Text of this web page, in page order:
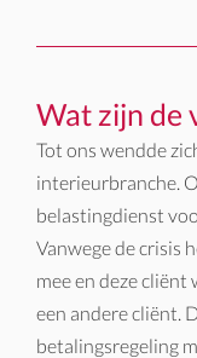
Wat zijn de
Tot ons wendde
interieurbranche.
belastingdienst
Vanwege de crisis
mee en deze
een andere cliënt.
betalingsregeling